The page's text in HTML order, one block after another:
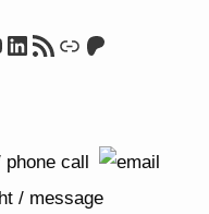
LinkedIn
RSS Feed
LinkPatreon